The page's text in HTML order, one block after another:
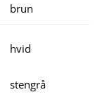
brun
hvid
stengrå